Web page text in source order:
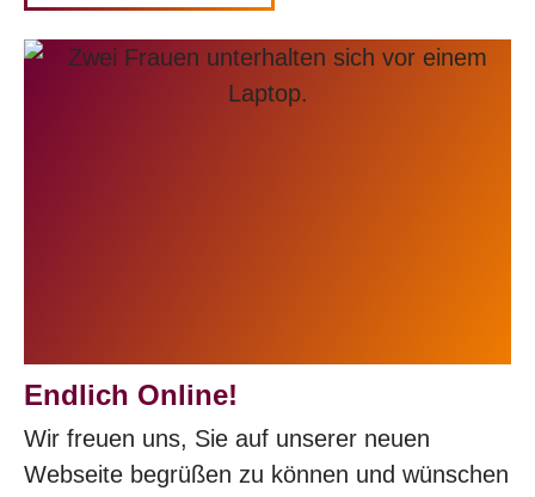
Endlich Online!
Wir freuen uns, Sie auf unserer neuen
Webseite begrüßen zu können und wünschen